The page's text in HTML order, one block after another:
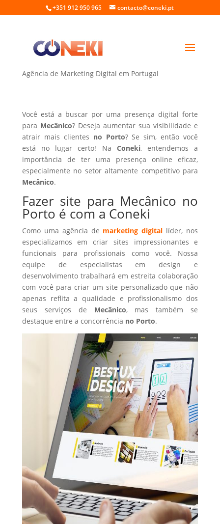
+351 912 950 965 contacto@coneki.pt
Fazer site para Mecânico no Porto
Agência de Marketing Digital em Portugal
Você está a buscar por uma presença digital forte
para Mecânico? Deseja aumentar sua visibilidade e
atrair mais clientes no Porto? Se sim, então você
está no lugar certo! Na Coneki, entendemos a
importância de ter uma presença online eficaz,
especialmente no setor altamente competitivo para
Mecânico.
Fazer site para Mecânico no
Porto é com a Coneki
Como uma agência de marketing digital líder, nos
especializamos em criar sites impressionantes e
funcionais para profissionais como você. Nossa
equipe de especialistas em design e
desenvolvimento trabalhará em estreita colaboração
com você para criar um site personalizado que não
apenas reflita a qualidade e profissionalismo dos
seus serviços de Mecânico, mas também se
destaque entre a concorrência no Porto.